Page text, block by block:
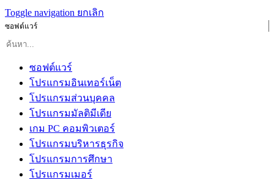
Toggle navigation ยกเลิก
ซอฟต์แวร์
ซอฟต์แวร์
โปรแกรมอินเทอร์เน็ต
โปรแกรมส่วนบุคคล
โปรแกรมมัลติมีเดีย
เกม PC คอมพิวเตอร์
โปรแกรมบริหารธุรกิจ
โปรแกรมการศึกษา
โปรแกรมเมอร์